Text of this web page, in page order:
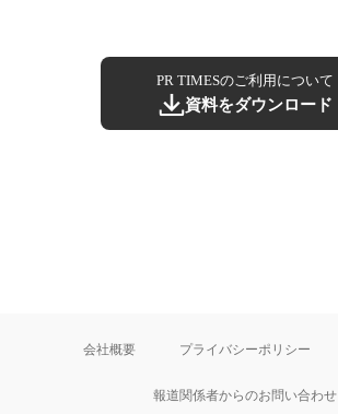
PR TIMESのご利用について
資料をダウンロード
会社概要 プライバシーポリシー
報道関係者からのお問い合わせ